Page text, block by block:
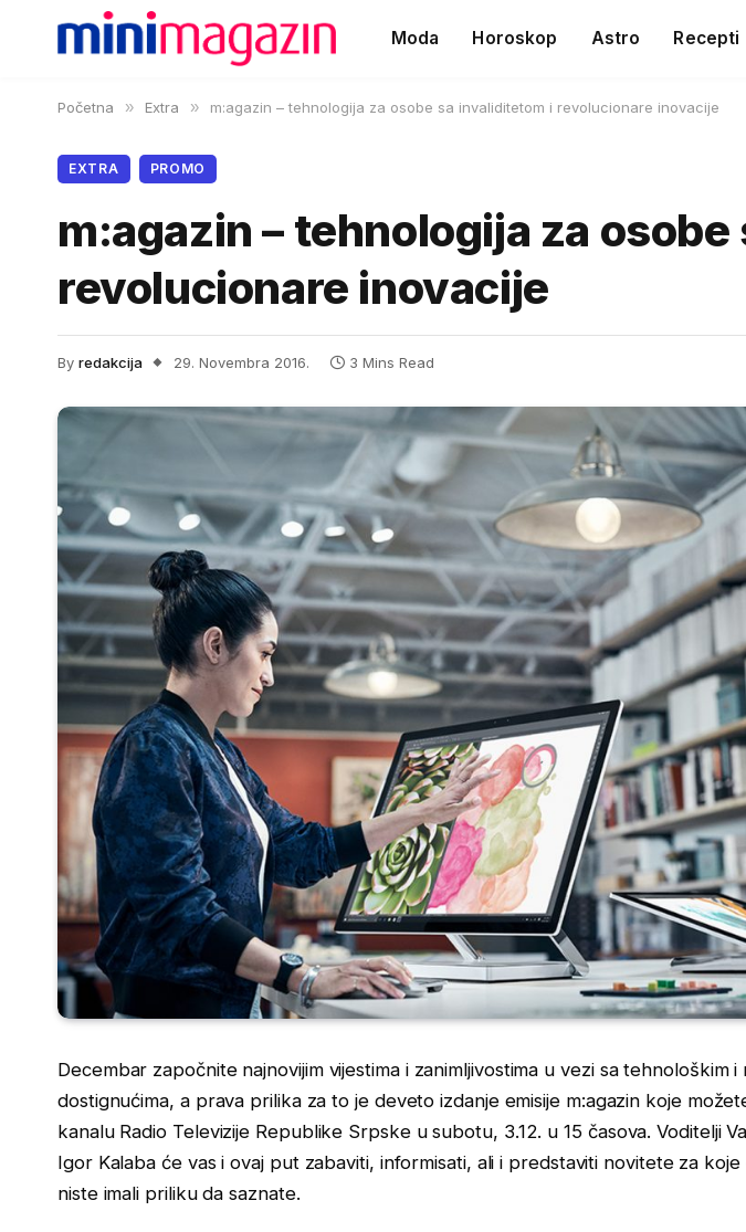
Moda Horoskop Astro Recepti
Početna » Extra » m:agazin – tehnologija za osobe sa invaliditetom i revolucionare inovacije
EXTRA PROMO
m:agazin – tehnologija za
revolucionare inovacije
By redakcija 29. Novembra 2016. 3 Mins Read
Decembar započnite najnovijim vijestima i zanimljivostima u vezi sa tehnološkim i
dostignućima, a prava prilika za to je deveto izdanje emisije m:agazin koje
kanalu Radio Televizije Republike Srpske u subotu, 3.12. u 15 časova. Voditelji
Igor Kalaba će vas i ovaj put zabaviti, informisati, ali i predstaviti novitete za
niste imali priliku da saznate.